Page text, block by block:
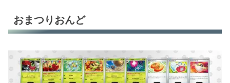
タケルライコex
タケルライコex
タケルライコex
サーナイトex
おまつりおんど